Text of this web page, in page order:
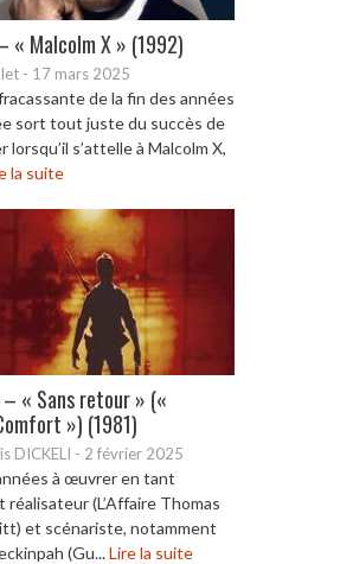
« Malcolm X » (1992)
- 17 mars 2025
de la fin des années
sort tout juste du succès de
lorsqu’il s’attelle à Malcolm X,
la suite
« Sans retour » («
») (1981)
DICKELI - 2 février 2025
à œuvrer en tant
réalisateur (L’Affaire Thomas
et scénariste, notamment
(Gu...Lire la suite